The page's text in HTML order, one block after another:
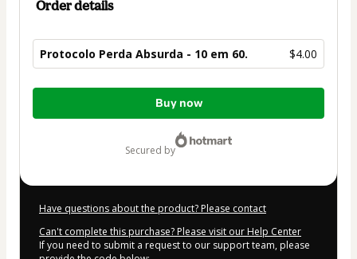
Order details
Protocolo Perda Absurda - 10 em 60. $4.00
Total
Buy now
secured by
Have questions about the product? Please contact
Can't complete this purchase? Please visit our Help Center
If you need to submit a request to our support team, please